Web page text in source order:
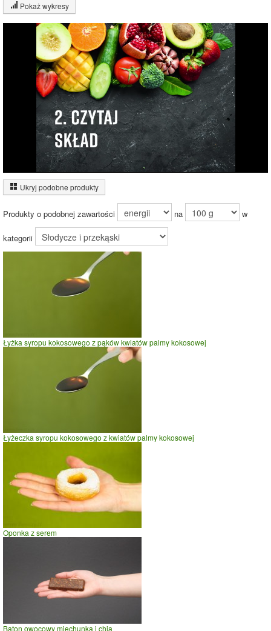
Pokaż wykresy
Wykres składu produktu
Wykres źródeł energii produktu
Czas potrzebny na spalenie porcji ze zdjęciadla osoby o
wadze70kg -zobacz dla swojej wagi
Inne ważenia tego produktu:
Porcja miodu sztucznego
Ukryj podobne produkty
Produkty o podobnej zawartości na w
kategorii
Łyżka syropu kokosowego z pąków kwiatów palmy kokosowej
Łyżeczka syropu kokosowego z kwiatów palmy kokosowej
Oponka z serem
Baton owocowy miechunka i chia